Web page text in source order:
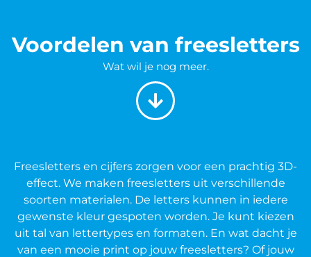
Voordelen van freesletters
Wat wil je nog meer.
Freesletters en cijfers zorgen voor een prachtig 3D-
effect. We maken freesletters uit verschillende
soorten materialen. De letters kunnen in iedere
gewenste kleur gespoten worden. Je kunt kiezen
uit tal van lettertypes en formaten. En wat dacht je
van een mooie print op jouw freesletters? Of jouw